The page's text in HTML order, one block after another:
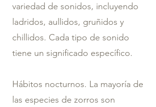
variedad de sonidos, incluyendo
ladridos, aullidos, gruñidos y
chillidos. Cada tipo de sonido
tiene un significado específico.
Hábitos nocturnos. La mayoría de
las especies de zorros son